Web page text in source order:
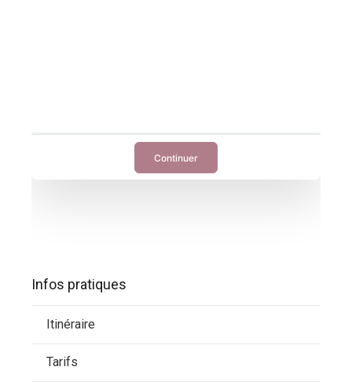
Infos pratiques
Itinéraire
Tarifs